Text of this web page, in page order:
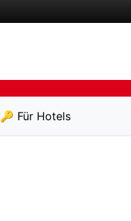
🔑 Für Hotels